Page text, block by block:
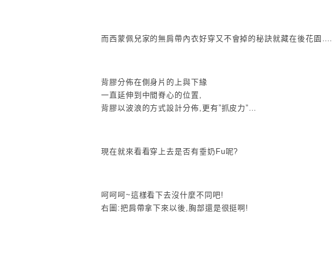
而西蒙佩兒家的無肩帶內衣好穿又不會掉的秘訣就藏在後花園….
背膠分佈在側身片的上與下緣
一直延伸到中間脊心的位置,
背膠以波浪的方式設計分佈,更有”抓皮力”…
現在就來看看穿上去是否有垂奶Fu呢?
呵呵呵~這樣看下去沒什麼不同吧!
右圖:把肩帶拿下來以後,胸部還是很挺啊!